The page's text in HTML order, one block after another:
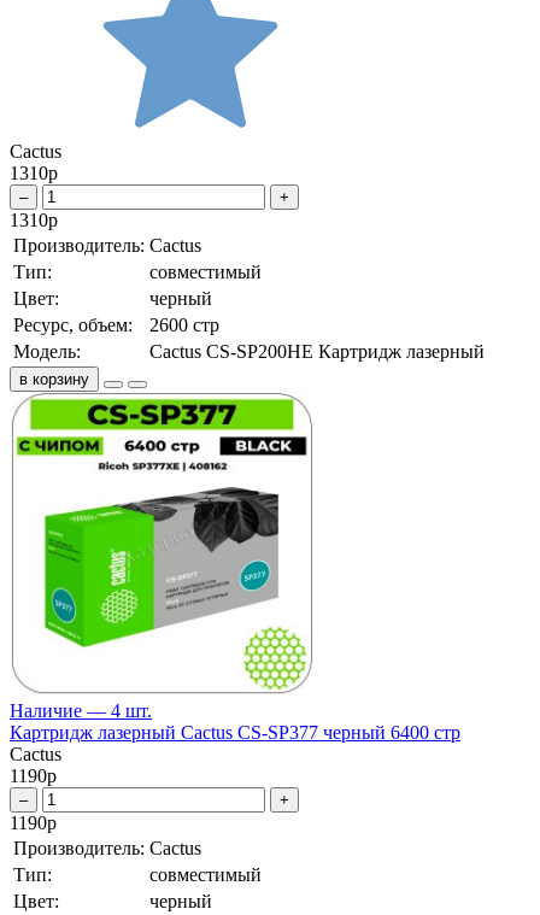
Cactus
1310р
– +
1310р
Производитель: Cactus
Тип:
совместимый
Цвет:
черный
Ресурс, объем:
2600 стр
Модель:
Cactus CS-SP200HE Картридж лазерный
в корзину
Наличие — 4 шт.
Картридж лазерный Cactus CS-SP377 черный 6400 стр
Cactus
1190р
– +
1190р
Производитель: Cactus
Тип:
совместимый
Цвет:
черный